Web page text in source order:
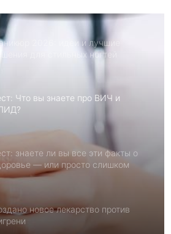
2026: идеи и лучшие
для стильных ногтей
Что вы знаете про ВИЧ и
знаете ли вы все эти факты о
— или просто слишком
верите советам из
новое лекарство против